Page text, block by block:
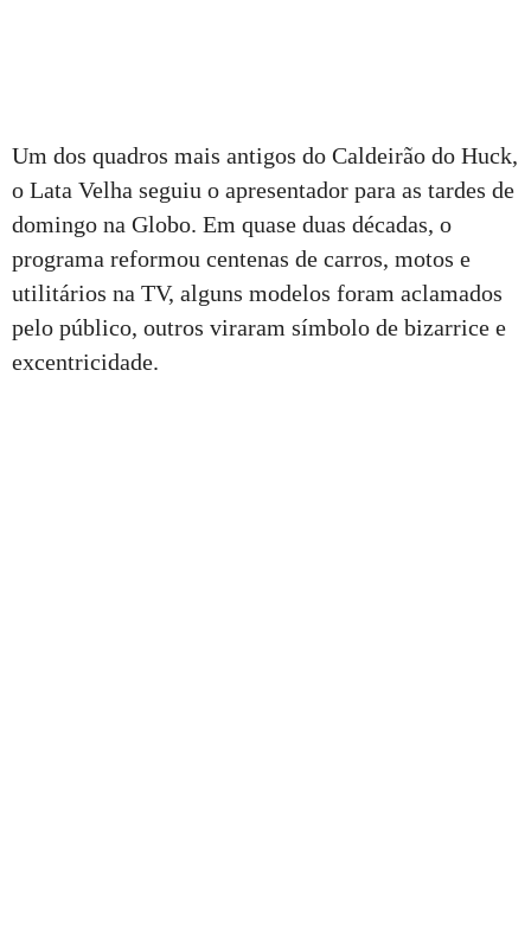
Um dos quadros mais antigos do Caldeirão do Huck,
o Lata Velha seguiu o apresentador para as tardes de
domingo na Globo. Em quase duas décadas, o
programa reformou centenas de carros, motos e
utilitários na TV, alguns modelos foram aclamados
pelo público, outros viraram símbolo de bizarrice e
excentricidade.